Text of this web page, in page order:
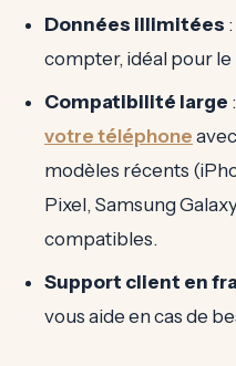
Données illimitées
compter, idéal pour
Compatibilité large
votre téléphone
modèles récents
Pixel, Samsung
compatibles.
Support client en
vous aide en cas de